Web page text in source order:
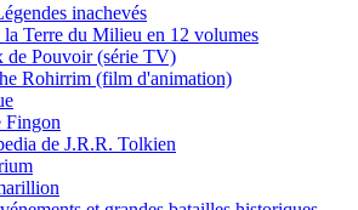
inachevés
Terre du Milieu en 12 volumes
de Pouvoir (série TV)
Rohirrim (film d'animation)
Fingon
de J.R.R. Tolkien